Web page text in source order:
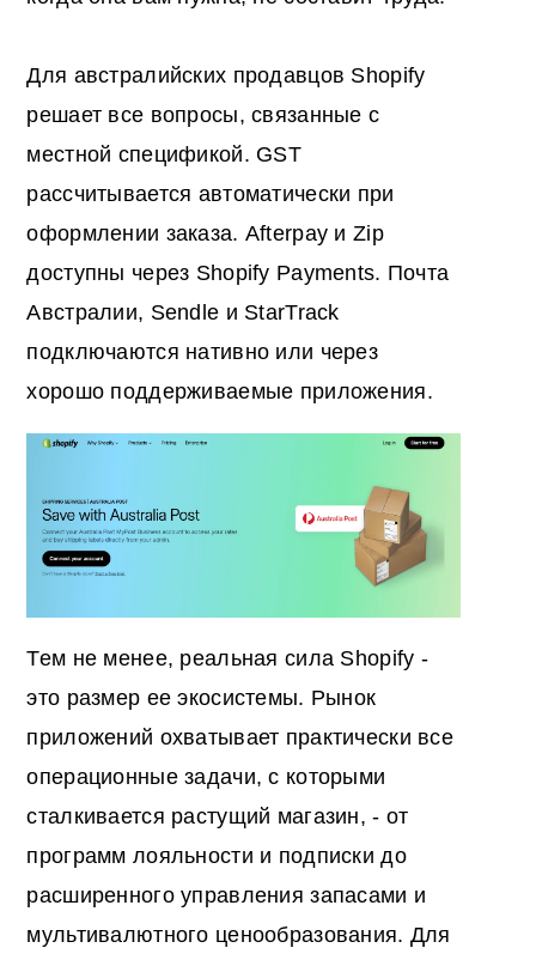
Для австралийских продавцов Shopify
решает все вопросы, связанные с
местной спецификой. GST
рассчитывается автоматически при
оформлении заказа. Afterpay и Zip
доступны через Shopify Payments. Почта
Австралии, Sendle и StarTrack
подключаются нативно или через
хорошо поддерживаемые приложения.
Тем не менее, реальная сила Shopify -
это размер ее экосистемы. Рынок
приложений охватывает практически все
операционные задачи, с которыми
сталкивается растущий магазин, - от
программ лояльности и подписки до
расширенного управления запасами и
мультивалютного ценообразования. Для